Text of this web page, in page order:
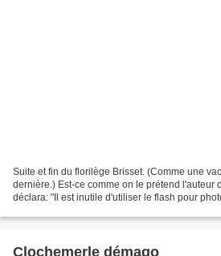
Suite et fin du florilège Brisset. (Comme une
dernière.) Est-ce comme on le prétend l'auteur
déclara: "Il est inutile d'utiliser le flash pour
Clochemerle démago